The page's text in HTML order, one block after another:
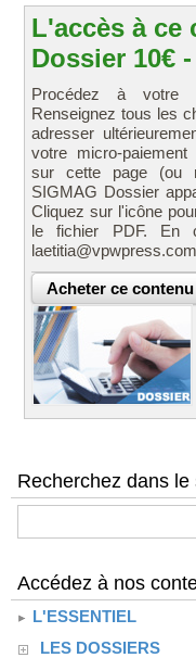
L'accès à ce
Dossier 10€
Procédez à votre
Renseignez tous les
adresser
votre micro-
sur cette page (ou
SIGMAG Dossier
Cliquez sur l'icône
le fichier PDF. En
laetitia@vpwpress.com
Recherchez dans le
Accédez à nos
L'ESSENTIEL
LES DOSSIERS